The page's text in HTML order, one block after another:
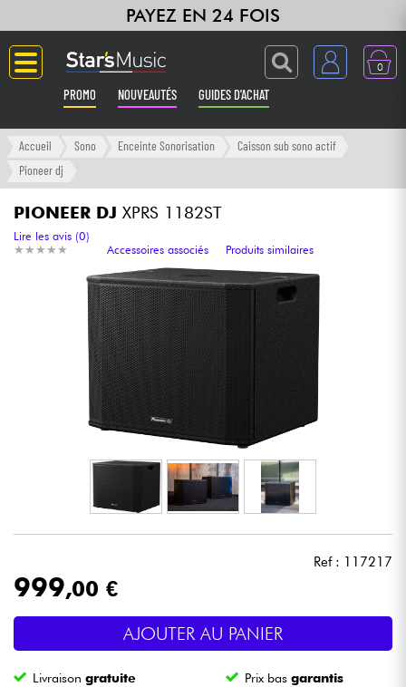
PAYEZ EN 24 FOIS
0
PROMO NOUVEAUTÉS GUIDES D'ACHAT
Langue
Amplis & Effets
Claviers & Pianos
Synthés & Sampleurs
Home Studio
Casques
Micros & HF
Eclairage
Accueil Sono Enceinte Sonorisation
Caisson sub sono actif
Pioneer dj
PIONEER DJ XPRS 1182ST
★ ★ ★ ★ ★
★ ★ ★ ★ ★
Lire les avis (0)
Accessoires associés
Produits similaires
Ref : 117217
999,00 €
AJOUTER AU PANIER
Livraisongratuite Prix basgarantis